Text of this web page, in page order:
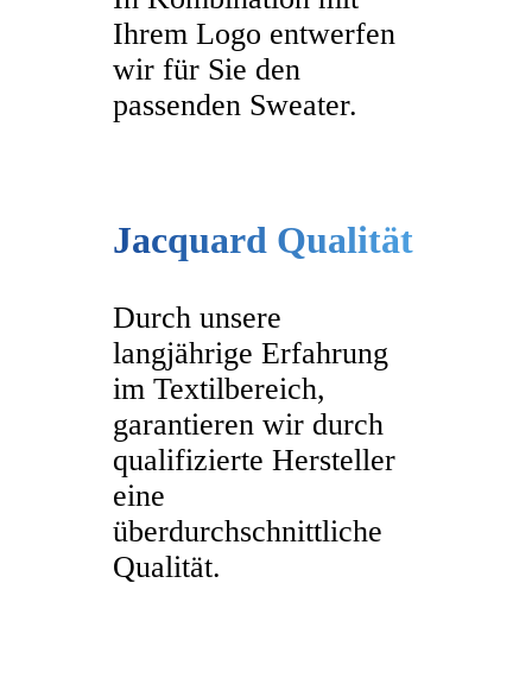
Ihrem Logo entwerfen
wir für Sie den
passenden Sweater.
Jacquard Qualität
Durch unsere
langjährige Erfahrung
im Textilbereich,
garantieren wir durch
qualifizierte Hersteller
eine
überdurchschnittliche
Qualität.